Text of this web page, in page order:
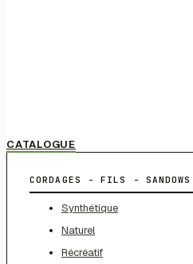
CATALOGUE
CORDAGES - FILS - SANDOWS
Synthétique
Naturel
Récréatif